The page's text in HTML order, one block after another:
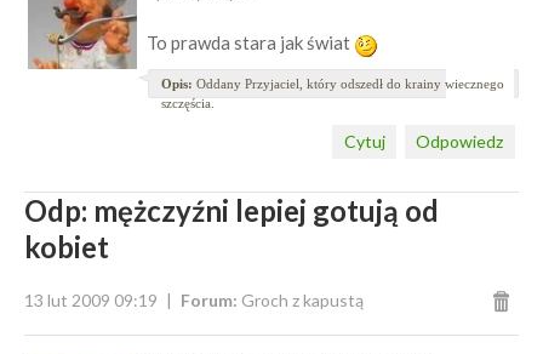
To prawda stara jak świat
Opis: Oddany Przyjaciel, który odszedł do krainy wiecznego
szczęścia.
Odpowiedz
Cytuj
Odp: mężczyźni lepiej gotują od
kobiet
13 lut 2009 09:19 Forum: Groch z kapustą